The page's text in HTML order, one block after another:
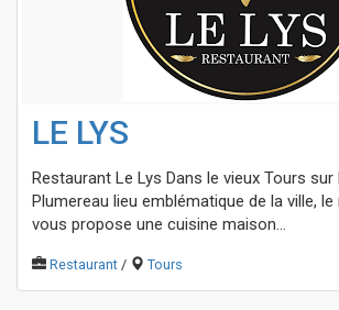
LE LYS
Restaurant Le Lys Dans le vieux Tours sur
Plumereau lieu emblématique de la ville,
vous propose une cuisine maison...
Restaurant / Tours